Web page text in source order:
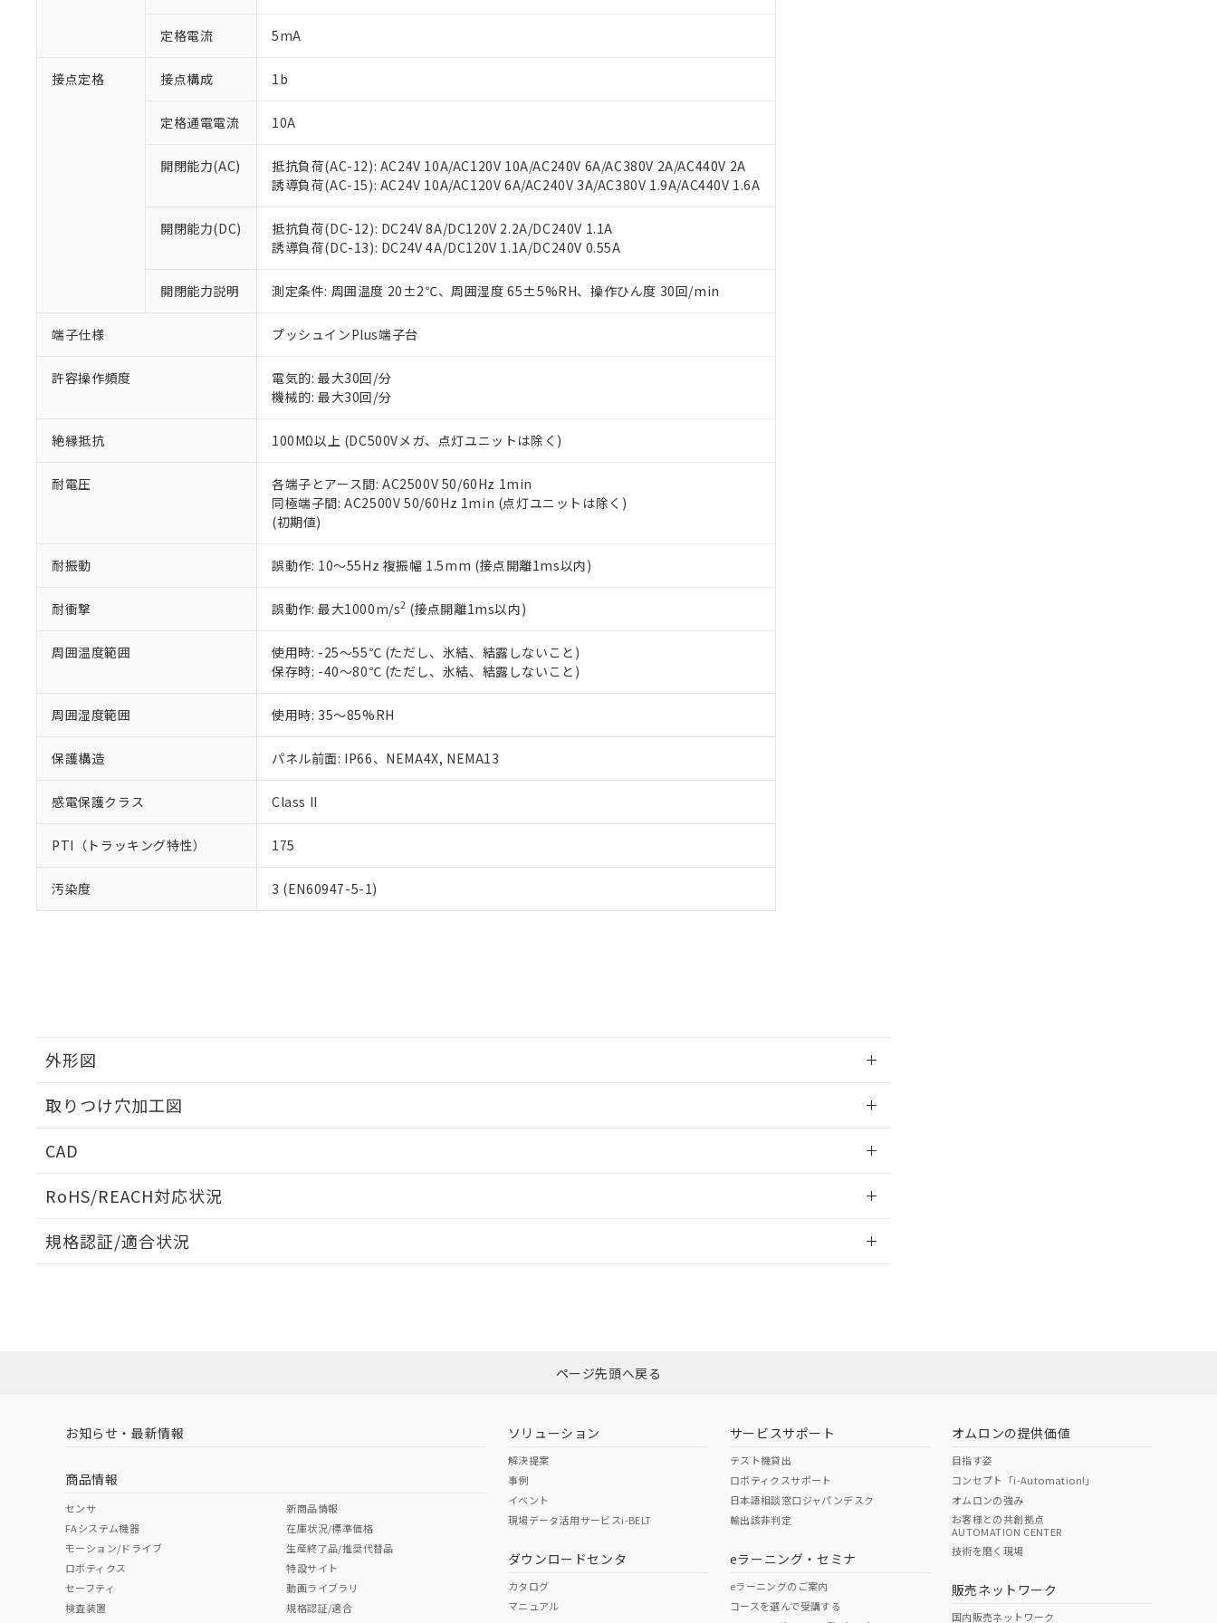
定格電流 5mA
接点定格 接点構成 1b
定格通電電流 10A
開閉能力(AC)
抵抗負荷(AC-12): AC24V 10A/AC120V 10A/AC240V 6A/AC380V 2A/AC440V 2A
誘導負荷(AC-15): AC24V 10A/AC120V 6A/AC240V 3A/AC380V 1.9A/AC440V 1.6A
開閉能力(DC)
抵抗負荷(DC-12): DC24V 8A/DC120V 2.2A/DC240V 1.1A
誘導負荷(DC-13): DC24V 4A/DC120V 1.1A/DC240V 0.55A
開閉能力説明 測定条件: 周囲温度 20±2℃、周囲湿度 65±5%RH、操作ひん度 30回/min
端子仕様 プッシュインPlus端子台
許容操作頻度
電気的: 最大30回/分
機械的: 最大30回/分
絶縁抵抗 100MΩ以上 (DC500Vメガ、点灯ユニットは除く)
耐電圧
各端子とアース間: AC2500V 50/60Hz 1min
同極端子間: AC2500V 50/60Hz 1min (点灯ユニットは除く)
(初期値)
耐振動 誤動作: 10～55Hz 複振幅 1.5mm (接点開離1ms以内)
耐衝撃 誤動作: 最大1000m/s2 (接点開離1ms以内)
周囲温度範囲
使用時: -25～55℃ (ただし、氷結、結露しないこと)
保存時: -40～80℃ (ただし、氷結、結露しないこと)
周囲湿度範囲 使用時: 35～85%RH
保護構造 パネル前面: IP66、NEMA4X, NEMA13
感電保護クラス Class II
PTI（トラッキング特性） 175
汚染度 3 (EN60947-5-1)
外形図
取りつけ穴加工図
CAD
RoHS/REACH対応状況
EU RoHS 注意事項・凡例
ダウンロードはこちら
中国 RoHS 注意事項・凡例
中国 RoHS表
Pb Hg Cr(VI)
O O
規格認証/適合状況
以下の条件をお読みいただき、同意のうえご利用ください。
くものです。
在庫状況および標準価格照会結果は、記載している更新日時点での社内データに基づき作成されるも
正式な納期状況および標準価格はお客様のお取引先、またはお客様担当のオムロン制御機器販売店・
当社販売員にご相談ください。
オムロン制御機器販売店や当社販売拠点は「 販売ネットワーク
」をご確認ください。
す。
マイパーツ機能（部品リスト作成サービス）をご利用いただくには、I-Webメンバーズにご登録され
ている必要があります。
お客様が当ウェブサイト上で当社にご登録された部品リストについて、当社および当社の共同利用者
が、当社の製品・サービスに関するお客様との取引・商談に必要な範囲で利用することをご了承くだ
さい。
*EU RoHS指令（10物質）：
鉛(Pb) 1000ppm以下、 水銀(Hg) 1000ppm以下、 カドミウム(Cd) 100ppm以下、
ル（DBP） 1000ppm以下、フタル酸ジイソブチル (DIBP) 1000ppm以下
フタル酸エステル類の４物質については閾値を超える意図的な使用がないことを確認しています。
※2 対応予定月
※3 非含有証明書ダウンロード
下記の非含有証明書をダウンロードすることができます。
EU RoHS指令（10物質）の非含有証明書
51物質の非含有証明書（当社基準）
※本証明書は発行日時点で非含有を証明するもので、過去に遡って非含有を証明するものではありません。
また、RoHS指令のフタル酸エステル類４物質の対応では、対応完了までの期間は出荷製品に未対応品が
混在することから備考欄に対応日を記載しておりました。
既に当社にて対応品への在庫切替を完了していることから、特段のことがない限り、2022年1月12日よ
り割愛しております。
「○」：最大均質材料含有率が中国RoHSの基準値以下であることを示します。
「×」：最大均質材料含有率が中国RoHSの基準値を超えていることを示します。
「－」：未確認です。当社販売部門へお問い合わせください。
Cr(Ⅵ)(六価クロム) : 1000ppm、 PBBs(ポリ臭化ビフェニル類) : 1000ppm、 PBDEs(ポリ臭化ジフェニルエーテル類) : 1000ppm、
DEHP(フタル酸ビス(2-エチルヘキシル)) : 1000ppm
※2 環境保護使用期限
「ｅ」：有害物質（10物質）のすべてが基準値以下であることを示します。
「10」：通常の使用状況下において有害物質が外部に漏えいし、環境に深刻な影響を及ぼさない年数を意
「－」：未確認です。当社販売部門へお問い合わせください。
う）を輸出または国外への提供する場合は、日本国政府の輸出許可(または役務取引許可)を取得する
当社は規制貨物を破棄する場合は、完全に破砕するなど、違法に輸出されないよう必要な手段を講じ
当社は貴社製品を、核兵器、ミサイル、化学兵器、生物兵器またはその他武器並びにこれらの製造装
置等に一切使用いたしません。
当社は、貴社製品を第三者に販売する場合は、上記1、2および3の内容を当該第三者に通知します。
また当社は、販売先および販売に係わる関係者が違法に輸出するおそれがある場合は、取り引きをい
合意する キャンセル
△ 一定数には満たないが在庫あり
－
在庫なし(最新の在庫状況については、お客様のお取引先、またはお客様担当のオムロン制御
機器販売店・当社販売員にご確認ください)
空
白
受注生産機種、また在庫状況の情報を公開していない機種
ページ先頭へ戻る
お知らせ・最新情報
商品情報
センサ
FAシステム機器
モーション/ドライブ
ロボティクス
セーフティ
検査装置
新商品情報
在庫状況/標準価格
生産終了品/推奨代替品
特設サイト
動画ライブラリ
規格認証/適合
ソリューション
解決提案
事例
イベント
現場データ活用サービスi-BELT
ダウンロードセンタ
カタログ
マニュアル
サービスサポート
テスト機貸出
ロボティクスサポート
日本語相談窓口ジャパンデスク
輸出該非判定
eラーニング・セミナ
eラーニングのご案内
コースを選んで受講する
オムロンの提供価値
目指す姿
コンセプト「i-Automation!」
オムロンの強み
お客様との共創拠点
AUTOMATION CENTER
技術を磨く現場
販売ネットワーク
国内販売ネットワーク